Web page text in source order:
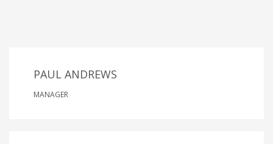
PAUL ANDREWS
MANAGER